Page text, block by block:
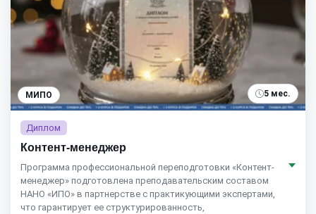
МИПО 5 мес.
Диплом
Контент-менеджер
Программа профессиональной переподготовки «Контент-
менеджер» подготовлена преподавательским составом
НАНО «ИПО» в партнерстве с практикующими экспертами,
что гарантирует ее структурированность,